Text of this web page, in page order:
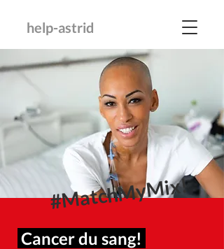
help-astrid
Cancer du sang!
#MatchMyMix!